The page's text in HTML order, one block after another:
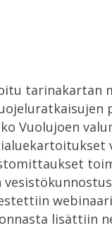
tarinakartan
Vuolujoen
lisättiin